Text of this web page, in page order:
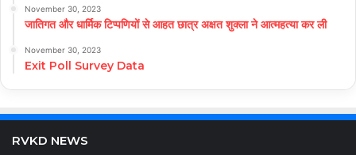
November 30, 2023
जातिगत और धार्मिक टिप्पणियों से आहत छात्र अक्षत शुक्ला ने आत्महत्या कर ली
November 30, 2023
Exit Poll Survey Data
RVKD NEWS